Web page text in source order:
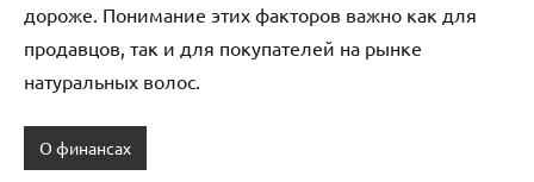
дороже. Понимание этих факторов важно как для
продавцов, так и для покупателей на рынке
натуральных волос.
О финансах